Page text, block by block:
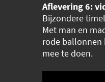
Aflevering 6:
Bijzondere
Met man en
rode ballonnen
mee te doen.